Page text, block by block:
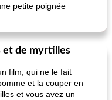
petite poignée
et de myrtilles
film, qui ne le fait
et la couper en
et vous avez un